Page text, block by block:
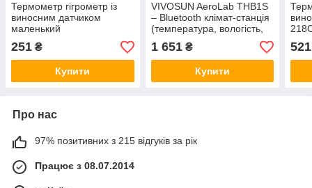
Термометр гігрометр із
виносним датчиком
маленький
251 ₴
Купити
VIVOSUN AeroLab THB1S
– Bluetooth клімат-станція
(температура, вологість,
VPD)
1 651₴
Купити
521
Про нас
97% позитивних з 215 відгуків за рік
Працює з 08.07.2014